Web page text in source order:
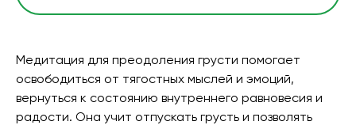
Медитация для преодоления грусти помогает
освободиться от тягостных мыслей и эмоций,
вернуться к состоянию внутреннего равновесия и
радости. Она учит отпускать грусть и позволять